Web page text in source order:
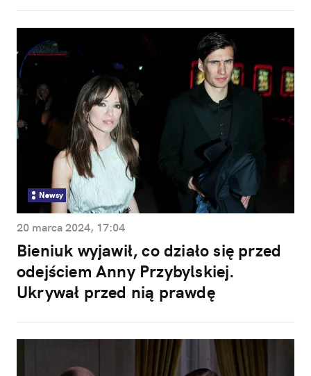
Newsy
20 marca 2024, 17:04
Bieniuk wyjawił, co działo się przed
odejściem Anny Przybylskiej.
Ukrywał przed nią prawdę